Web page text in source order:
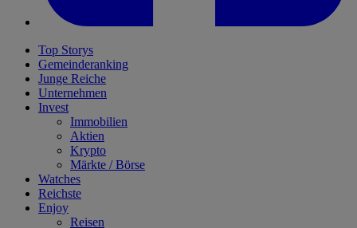
Top Storys
Gemeinderanking
Junge Reiche
Unternehmen
Invest
Immobilien
Aktien
Krypto
Märkte / Börse
Watches
Reichste
Enjoy
Reisen